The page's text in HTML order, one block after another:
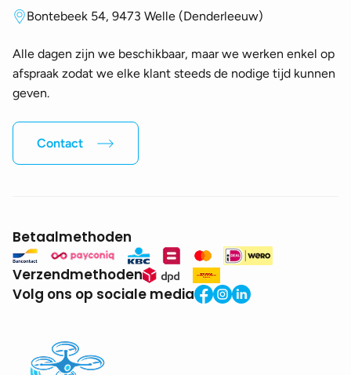
Bontebeek 54, 9473 Welle (Denderleeuw)
Alle dagen zijn we beschikbaar, maar we werken enkel op
afspraak zodat we elke klant steeds de nodige tijd kunnen
geven.
Contact
Betaalmethoden
Verzendmethoden
Volg ons op sociale media